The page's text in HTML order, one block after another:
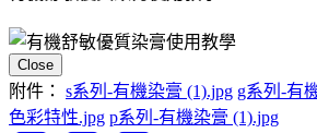
Close
附件： s系列-有機染膏 (1).jpg g系列-有
色彩特性.jpg p系列-有機染膏 (1).jpg